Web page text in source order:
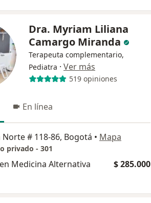
Dra. Myriam Liliana
Camargo Miranda
Terapeuta complementario,
Pediatra · Ver más
519 opiniones
En línea
# 118-86, Bogotá • Mapa
privado - 301
Medicina Alternativa $ 285.000